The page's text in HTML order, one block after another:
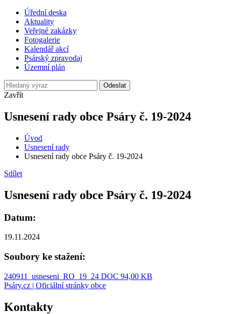
Úřední deska
Aktuality
Veřejné zakázky
Fotogalerie
Kalendář akcí
Psárský zpravodaj
Územní plán
Odeslat
Zavřít
Usnesení rady obce Psáry č. 19-2024
Úvod
Usnesení rady
Usnesení rady obce Psáry č. 19-2024
Sdílet
Usnesení rady obce Psáry č. 19-2024
Datum:
19.11.2024
Soubory ke stažení:
240911_usneseni_RO_19_24 DOC 94,00 KB
Psáry.cz | Oficiální stránky obce
Kontakty